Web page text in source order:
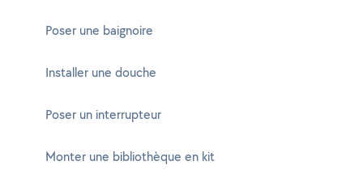
Poser une baignoire
Installer une douche
Poser un interrupteur
Monter une bibliothèque en kit